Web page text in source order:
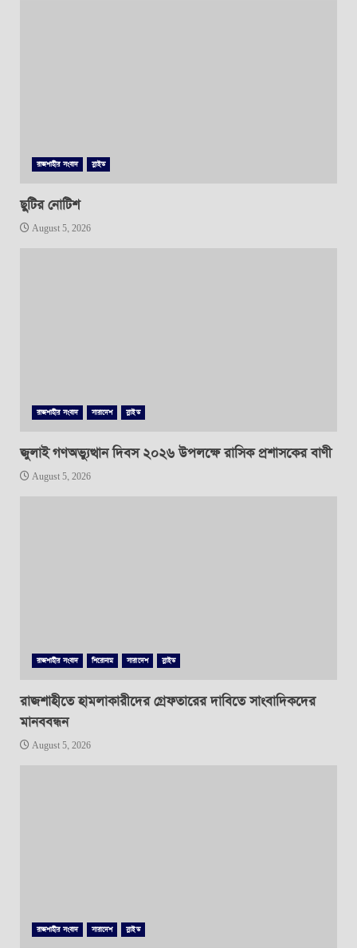
রাজশাহীর সংবাদ স্লাইড
ছুটির নোটিশ
August 5, 2026
রাজশাহীর সংবাদ সারাদেশ স্লাইড
জুলাই গণঅভ্যুত্থান দিবস ২০২৬ উপলক্ষে রাসিক প্রশাসকের বাণী
August 5, 2026
রাজশাহীর সংবাদ শিরোনাম সারাদেশ স্লাইড
রাজশাহীতে হামলাকারীদের গ্রেফতারের দাবিতে সাংবাদিকদের
মানববন্ধন
August 5, 2026
রাজশাহীর সংবাদ সারাদেশ স্লাইড